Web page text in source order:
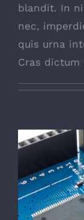
blandit. In
nec,
quis urna
Cras dictum